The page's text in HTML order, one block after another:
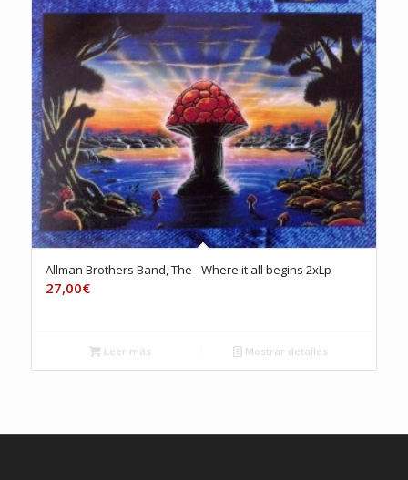
Allman Brothers Band, The ‎- Where it all begins 2xLp
27,00€
Leer más Mostrar detalles